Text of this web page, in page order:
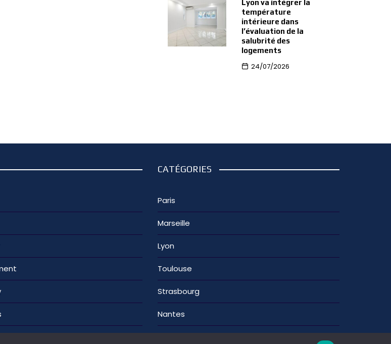
Lyon va intégrer la
température
intérieure dans
l’évaluation de la
salubrité des
logements
24/07/2026
CATÉGORIES
Paris
Marseille
Lyon
Toulouse
Strasbourg
Nantes